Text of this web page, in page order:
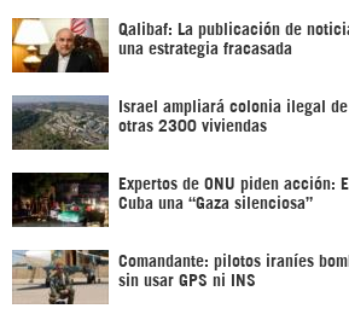
Qalibaf: La publicación de
una estrategia fracasada
Israel ampliará colonia ilegal
otras 2300 viviendas
Expertos de ONU piden acción:
Cuba una “Gaza silenciosa”
Comandante: pilotos iraníes
sin usar GPS ni INS